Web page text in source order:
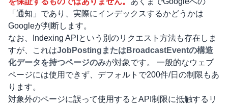
「通知」であり、実際にインデックスするかどうかは
Googleが判断します。
なお、Indexing APIという別のリクエスト方法も存在しま
すが、これはJobPostingまたはBroadcastEventの構造
化データを持つページのみが対象です。 一般的なウェブ
ページには使用できず、デフォルトで200件/日の制限もあ
ります。
対象外のページに誤って使用するとAPI制限に抵触するリ